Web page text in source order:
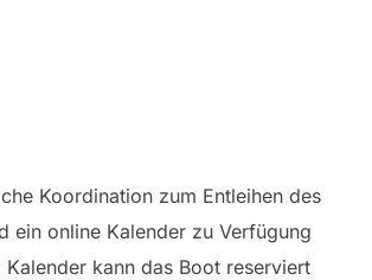
Koordination zum Entleihen des
ein online Kalender zu Verfügung
Kalender kann das Boot reserviert